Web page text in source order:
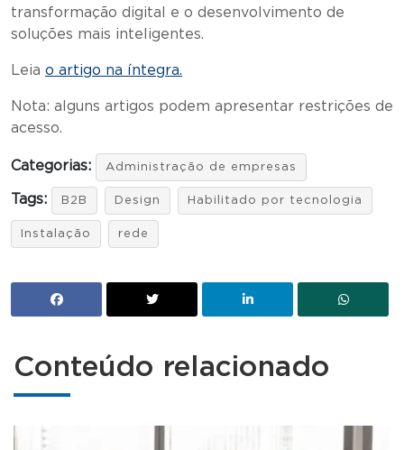
transformação digital e o desenvolvimento de
soluções mais inteligentes.
Leia o artigo na íntegra.
Nota: alguns artigos podem apresentar restrições de
acesso.
Categorias: Administração de empresas
Tags: B2B Design Habilitado por tecnologia
Instalação rede
Conteúdo relacionado